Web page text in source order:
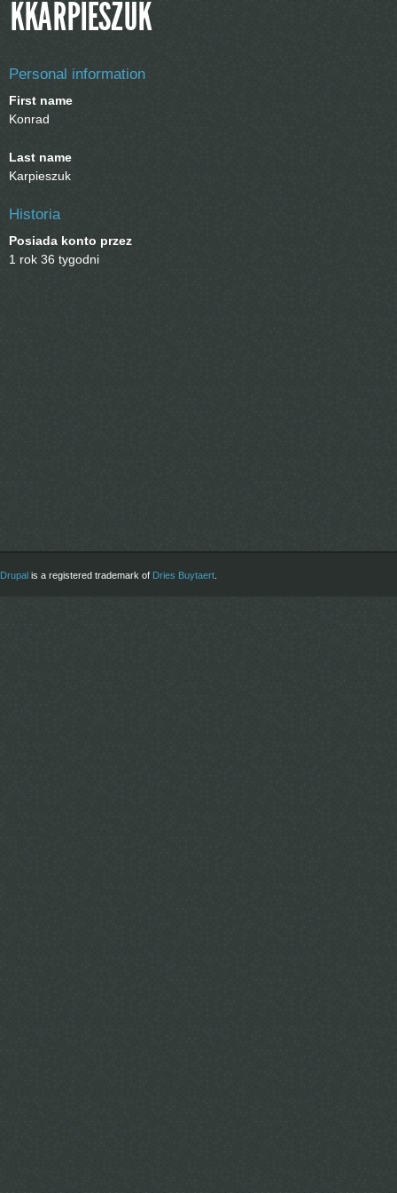
KKARPIESZUK
Personal information
First name
Konrad
Last name
Karpieszuk
Historia
Posiada konto przez
1 rok 36 tygodni
Drupal is a registered trademark of Dries Buytaert